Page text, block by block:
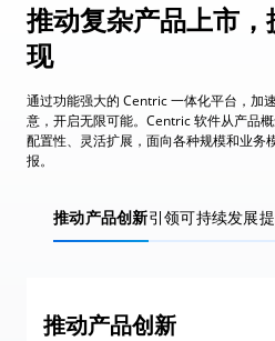
推动复杂产品上市
现
通过功能强大的 Centric 一体化平台，加
意，开启无限可能。Centric 软件从产品
配置性、灵活扩展，面向各种规模和业务
报。
推动产品创新引领可持续发展
推动产品创新